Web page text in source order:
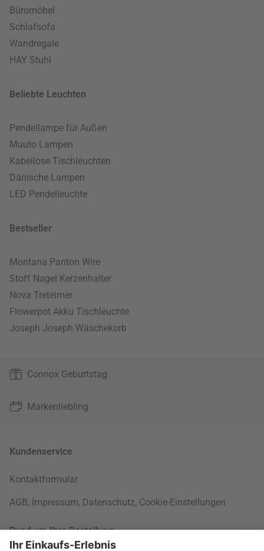
Büromöbel
Schlafsofa
Wandregale
HAY Stuhl
Beliebte Leuchten
Pendellampe für Außen
Muuto Lampen
Kabellose Tischleuchten
Dänische Lampen
LED Pendelleuchte
Bestseller
Montana Panton Wire
Stoff Nagel Kerzenhalter
Nova Treteimer
Flowerpot Akku Tischleuchte
Joseph Joseph Wäschekorb
Connox Geburtstag
Markenliebling
Kundenservice
Kontaktformular
AGB, Impressum, Datenschutz, Cookie-Einstellungen
Rund um Ihre Bestellung